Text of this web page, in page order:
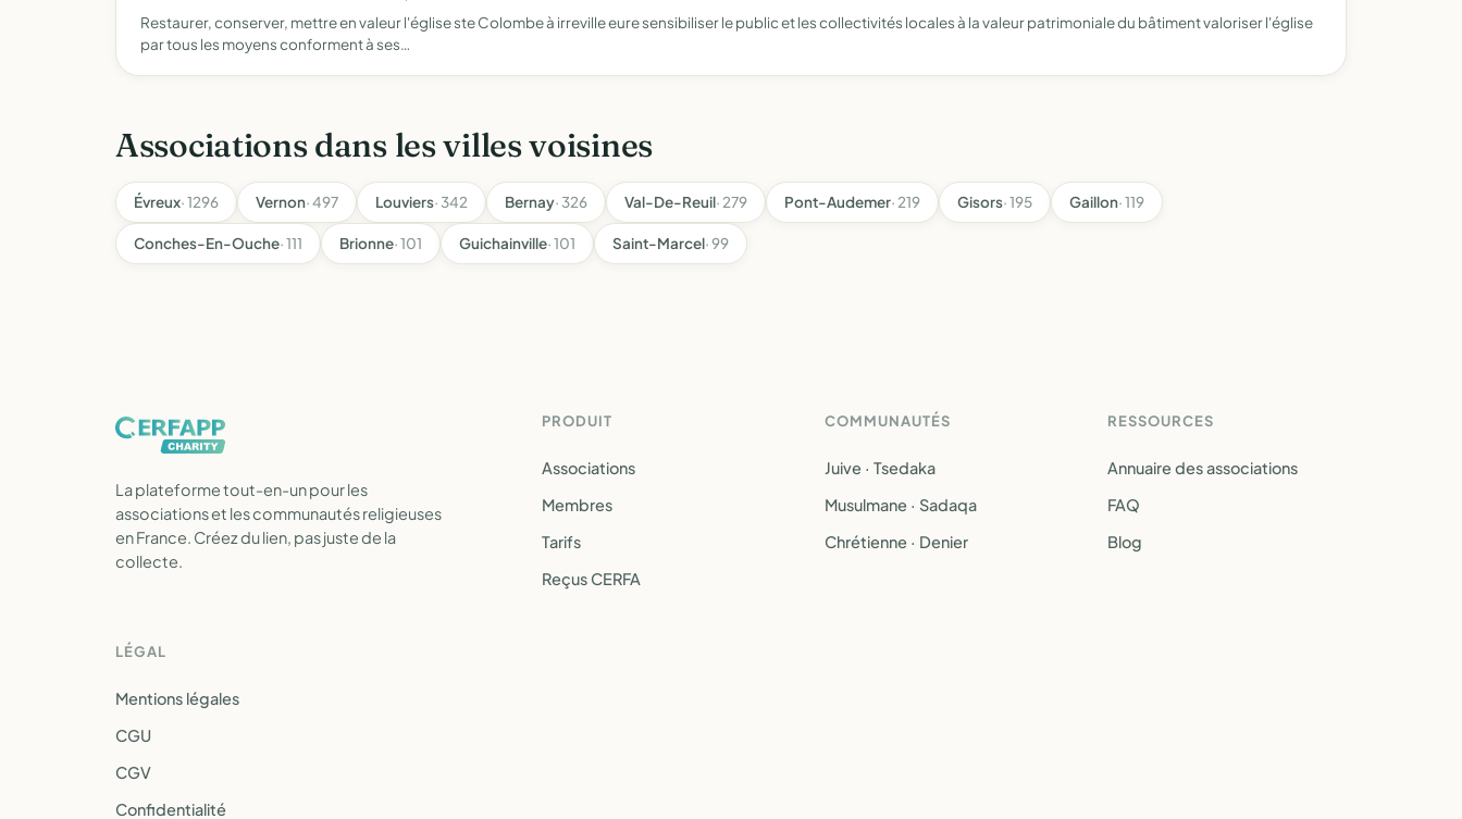
Restaurer, conserver, mettre en valeur l'église ste Colombe à irreville eure sensibiliser le public et les collectivités locales à la valeur patrimoniale du bâtiment valoriser l'église
par tous les moyens conforment à ses…
Associations dans les villes voisines
Évreux· 1296 Vernon· 497 Louviers· 342 Bernay· 326 Val-De-Reuil· 279 Pont-Audemer· 219 Gisors· 195 Gaillon· 119
Conches-En-Ouche· 111 Brionne· 101 Guichainville· 101 Saint-Marcel· 99
La plateforme tout-en-un pour les
associations et les communautés religieuses
en France. Créez du lien, pas juste de la
collecte.
PRODUIT
Associations
Membres
Tarifs
Reçus CERFA
COMMUNAUTÉS
Juive · Tsedaka
Musulmane · Sadaqa
Chrétienne · Denier
RESSOURCES
Annuaire des associations
FAQ
Blog
LÉGAL
Mentions légales
CGU
CGV
Confidentialité